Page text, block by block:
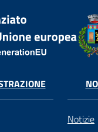
Notizie